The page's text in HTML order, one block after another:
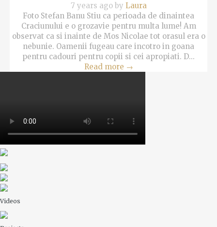
7 years ago by Laura
Foto Stefan Banu Stiu ca perioada de dinaintea
Craciunului e o grozavie pentru multa lume! Am
observat ca si inainte de Mos Nicolae tot orasul era o
nebunie. Oamenii fugeau care incotro in goana
pentru cadouri pentru copii si cei apropiati. D...
Read more →
Videos